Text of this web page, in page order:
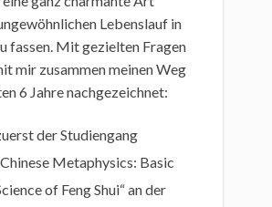
Lebenslauf in
fassen. Mit gezielten Fragen
mir zusammen meinen Weg
6 Jahre nachgezeichnet:
der Studiengang
Metaphysics: Basic
of Feng Shui“ an der